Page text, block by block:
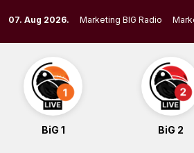
to
content
07. Aug 2026. Marketing BIG Radio
BiG 1 BiG 2